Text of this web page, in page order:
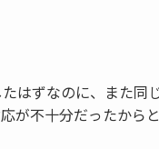
はずなのに、また同
が不十分だったから